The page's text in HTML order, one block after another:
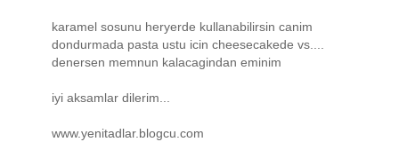
karamel sosunu heryerde kullanabilirsin canim
dondurmada pasta ustu icin cheesecakede vs....
denersen memnun kalacagindan eminim
iyi aksamlar dilerim...
www.yenitadlar.blogcu.com